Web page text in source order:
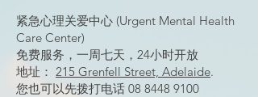
紧急心理关爱中心 (Urgent Mental Health
Care Center)
​免费服务，一周七天，24小时开放
地址： 215 Grenfell Street, Adelaide.
您也可以先拨打电话 08 8448 9100